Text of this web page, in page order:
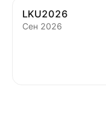
LKU2026
Сен 2026